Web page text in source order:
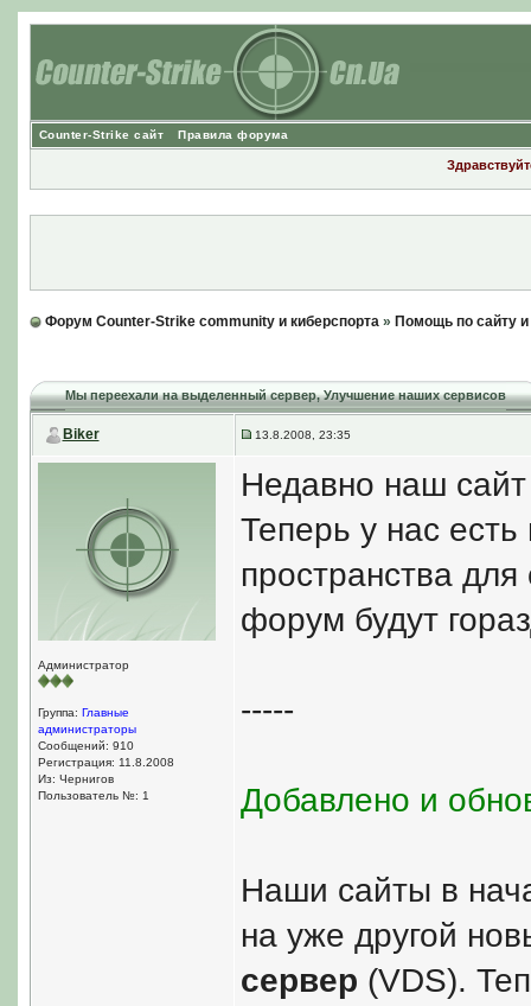
Counter-Strike сайт Правила форума
Форум Counter-Strike community и киберспорта» Помощь по сайту
Мы переехали на выделенный сервер, Улучшение наших сервисов
Biker 13.8.2008, 23:35
Администратор
Группа: Главные
администраторы
Сообщений: 910
Регистрация: 11.8.2008
Из: Чернигов
Пользователь №: 1
Недавно наш
Теперь у нас
пространства
форум будут
-----
Добавлено и
Наши сайты в
на уже другой
сервер (VDS).